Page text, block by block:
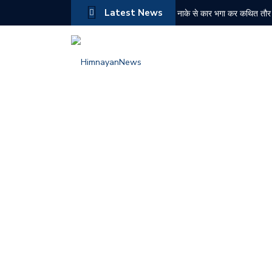
Latest News नाके से कार भगा कर कथित